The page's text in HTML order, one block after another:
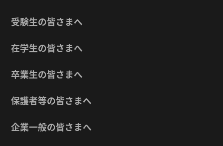
受験生の皆さまへ
在学生の皆さまへ
卒業生の皆さまへ
保護者等の皆さまへ
企業一般の皆さまへ